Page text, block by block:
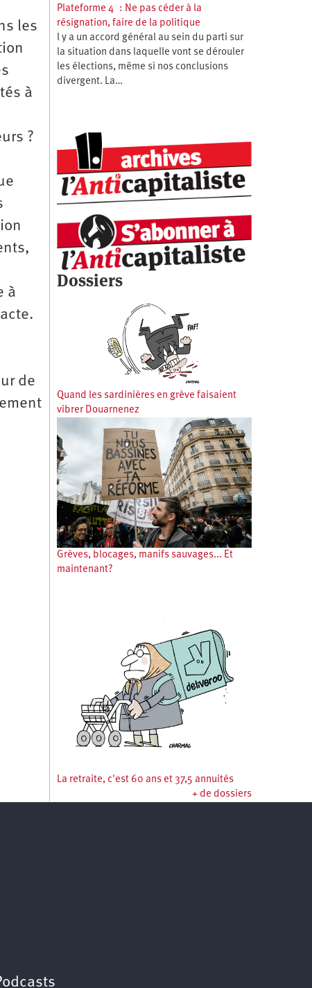
les
à
?
à
de
Plateforme 4 : Ne pas céder à la
résignation, faire de la politique
l y a un accord général au sein du parti sur
la situation dans laquelle vont se dérouler
les élections, même si nos conclusions
divergent. La…
Dossiers
Quand les sardinières en grève faisaient
vibrer Douarnenez
Grèves, blocages, manifs sauvages... Et
maintenant?
La retraite, c'est 60 ans et 37,5 annuités
+ de dossiers